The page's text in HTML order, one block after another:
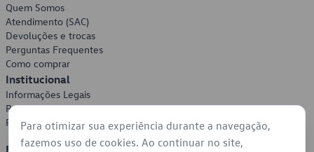
Quem Somos
Atendimento (SAC)
Devoluções e trocas
Perguntas Frequentes
Como comprar
Institucional
Informações Legais
Política de Privacidade
Política de Cookies
Formas de Pagamento
Para otimizar sua experiência durante a navegação,
fazemos uso de cookies. Ao continuar no site,